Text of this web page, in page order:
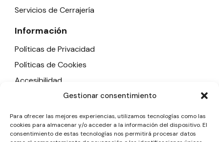
Gestionar consentimiento
Para ofrecer las mejores experiencias, utilizamos tecnologías como las
cookies para almacenar y/o acceder a la información del dispositivo. El
consentimiento de estas tecnologías nos permitirá procesar datos
Servicios de Cerrajería
Información
Políticas de Privacidad
Políticas de Cookies
Accesibilidad
Contáctanos sin compromiso
+34 615 36 86 70